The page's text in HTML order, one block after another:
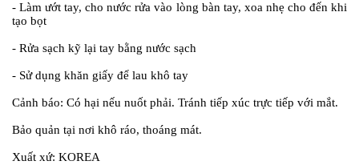
- Làm ướt tay, cho nước rửa vào lòng bàn tay, xoa nhẹ cho đến khi
tạo bọt
- Rửa sạch kỹ lại tay bằng nước sạch
- Sử dụng khăn giấy để lau khô tay
Cảnh báo: Có hại nếu nuốt phải. Tránh tiếp xúc trực tiếp với mắt.
Bảo quản tại nơi khô ráo, thoáng mát.
Xuất xứ: KOREA